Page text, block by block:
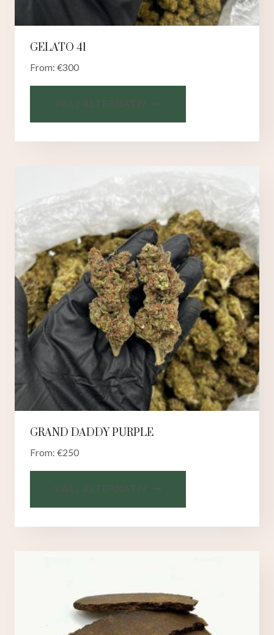
GELATO 41
From: €300
VÄLJ ALTERNATIV
GRAND DADDY PURPLE
From: €250
VÄLJ ALTERNATIV